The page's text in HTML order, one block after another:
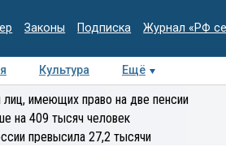
Законы Подписка Журнал «РФ
Культура
Ещё
Колумнисты
имеющих право на две пенсии
на 409 тысяч человек
превысила 27,2 тысячи